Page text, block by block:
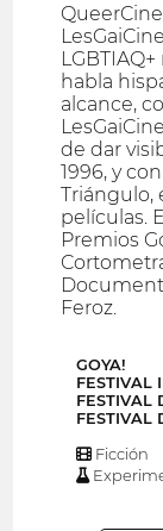
habla
alcance,
de dar
1996, y
Triángulo,
películas.
Premios
Feroz.
GOYA!
FESTIVAL
FESTIVAL
FESTIVAL
Ficción